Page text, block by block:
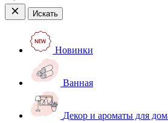
Искать
Новинки
Ванная
Декор и ароматы для